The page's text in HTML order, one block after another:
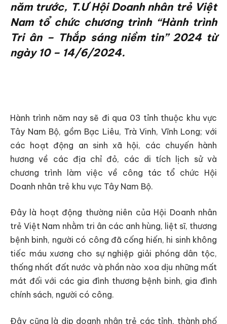
năm trước, T.Ư Hội Doanh nhân trẻ Việt
Nam tổ chức chương trình “Hành trình
Tri ân – Thắp sáng niềm tin” 2024 từ
ngày 10 – 14/6/2024.
Hành trình năm nay sẽ đi qua 03 tỉnh thuộc khu vực
Tây Nam Bộ, gồm Bạc Liêu, Trà Vinh, Vĩnh Long; với
các hoạt động an sinh xã hội, các chuyến hành
hương về các địa chỉ đỏ, các di tích lịch sử và
chương trình làm việc về công tác tổ chức Hội
Doanh nhân trẻ khu vực Tây Nam Bộ.
Đây là hoạt động thường niên của Hội Doanh nhân
trẻ Việt Nam nhằm tri ân các anh hùng, liệt sĩ, thương
bệnh binh, người có công đã cống hiến, hi sinh không
tiếc máu xương cho sự nghiệp giải phóng dân tộc,
thống nhất đất nước và phần nào xoa dịu những mất
mát đối với các gia đình thương bệnh binh, gia đình
chính sách, người có công.
Đây cũng là dịp doanh nhân trẻ các tỉnh, thành phố